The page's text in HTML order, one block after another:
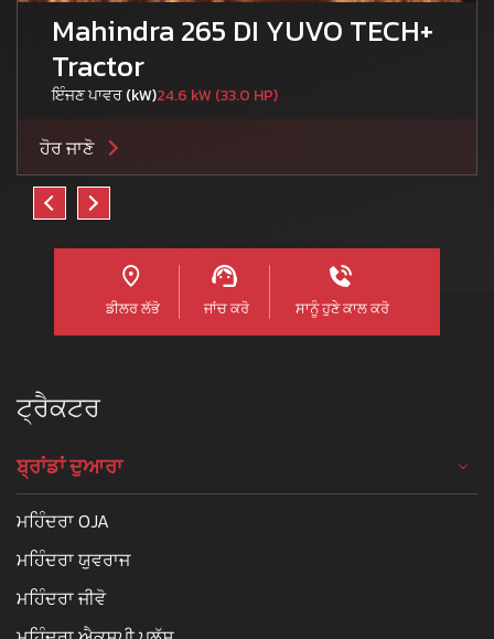
Mahindra 265 DI YUVO TECH+
Tractor
ਇੰਜਣ ਪਾਵਰ (kW)24.6 kW (33.0 HP)
ਹੋਰ ਜਾਣੋ
ਡੀਲਰ ਲੱਭੋ ਜਾਂਚ ਕਰੋ ਸਾਨੂੰ ਹੁਣੇ ਕਾਲ ਕਰੋ
ਟ੍ਰੈਕਟਰ
ਬ੍ਰਾਂਡਾਂ ਦੁਆਰਾ
ਮਹਿੰਦਰਾ OJA
ਮਹਿੰਦਰਾ ਯੁਵਰਾਜ
ਮਹਿੰਦਰਾ ਜੀਵੋ